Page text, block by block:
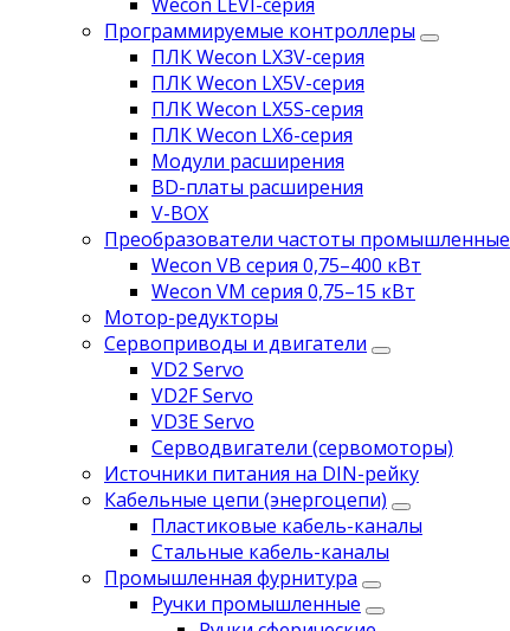
Программируемые контроллеры
ПЛК Wecon LX3V-серия
ПЛК Wecon LX5V-серия
ПЛК Wecon LX5S-серия
ПЛК Wecon LX6-серия
Модули расширения
BD-платы расширения
V-BOX
Преобразователи частоты промышленные
Wecon VB серия 0,75–400 кВт
Wecon VM серия 0,75–15 кВт
Мотор-редукторы
Сервоприводы и двигатели
VD2 Servo
VD2F Servo
VD3E Servo
Серводвигатели (сервомоторы)
Источники питания на DIN-рейку
Кабельные цепи (энергоцепи)
Пластиковые кабель-каналы
Стальные кабель-каналы
Промышленная фурнитура
Ручки промышленные